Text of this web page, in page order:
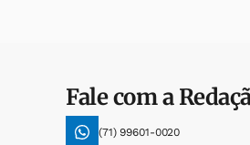
Fale com a
(71) 99601-0020